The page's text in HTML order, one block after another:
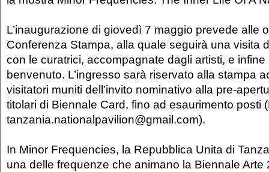
L’inaugurazione di giovedì 7 maggio prevede alle
Conferenza Stampa, alla quale seguirà una visita
con le curatrici, accompagnate dagli artisti, e
benvenuto. L’ingresso sarà riservato alla stampa
visitatori muniti dell’invito nominativo alla pre-
titolari di Biennale Card, fino ad esaurimento posti
tanzania.nationalpavilion@gmail.com).
In Minor Frequencies, la Repubblica Unita di
una delle frequenze che animano la Biennale Arte